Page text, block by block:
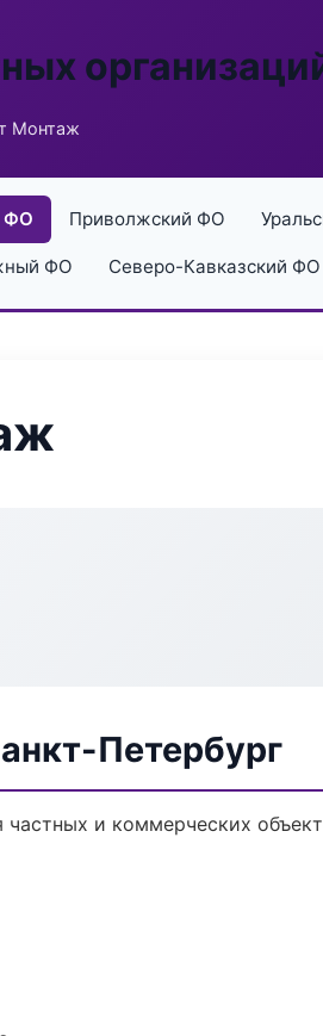
Монтаж
ФО Приволжский ФО
ФО Северо-Кавказский ФО
Петербург
и коммерческих